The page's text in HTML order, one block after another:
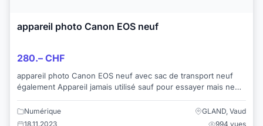
appareil photo Canon EOS neuf
280.– CHF
appareil photo Canon EOS neuf avec sac de transport neuf
également Appareil jamais utilisé sauf pour essayer mais ne
Numérique
GLAND, Vaud
18.11.2023
994 vues